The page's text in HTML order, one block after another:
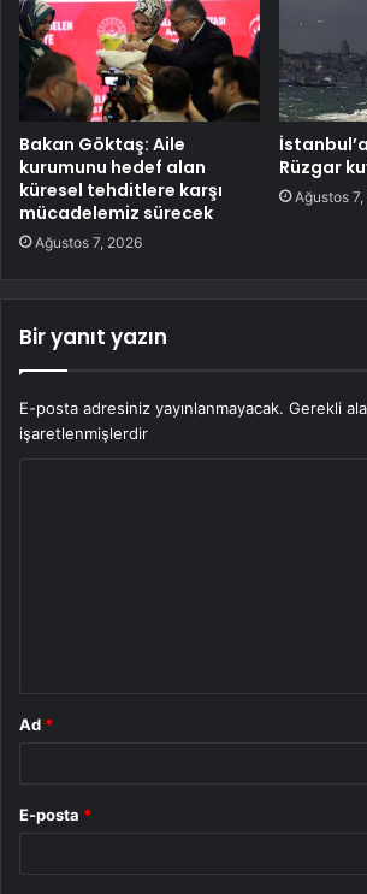
Bakan Göktaş: Aile
kurumunu hedef alan
küresel tehditlere karşı
mücadelemiz sürecek
Ağustos 7, 2026
Rüzgar
Ağustos
Bir yanıt yazın
E-posta adresiniz yayınlanmayacak. Gerekli
işaretlenmişlerdir
Ad *
E-posta *